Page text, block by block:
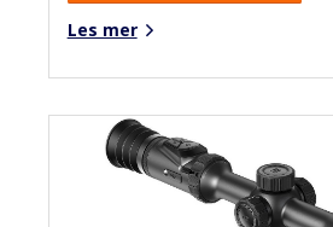
Les mer